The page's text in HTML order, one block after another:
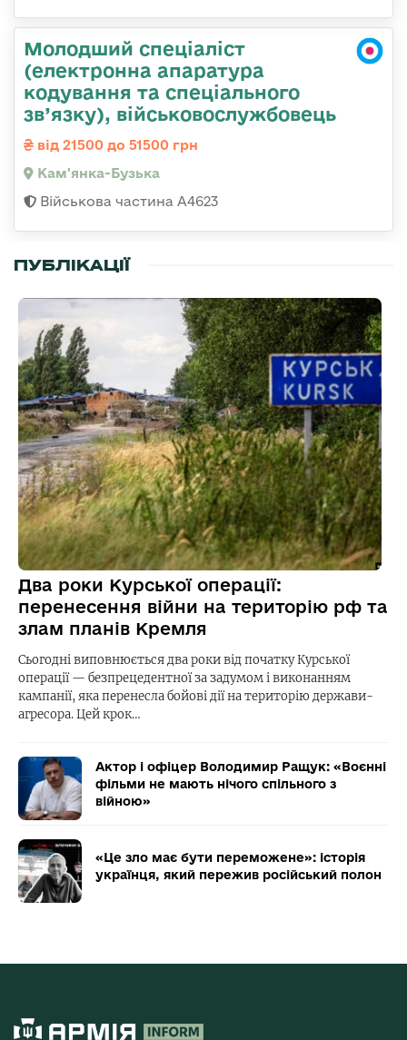
Молодший спеціаліст
(електронна апаратура
кодування та спеціального
зв’язку), військовослужбовець
від 21500 до 51500 грн
Кам'янка-Бузька
Військова частина А4623
ПУБЛІКАЦІЇ
Два роки Курської операції:
перенесення війни на територію рф та
злам планів Кремля
Сьогодні виповнюється два роки від початку Курської
операції — безпрецедентної за задумом і виконанням
кампанії, яка перенесла бойові дії на територію держави-
агресора. Цей крок…
Актор і офіцер Володимир Ращук: «Воєнні
фільми не мають нічого спільного з
війною»
«Це зло має бути переможене»: історія
українця, який пережив російський полон